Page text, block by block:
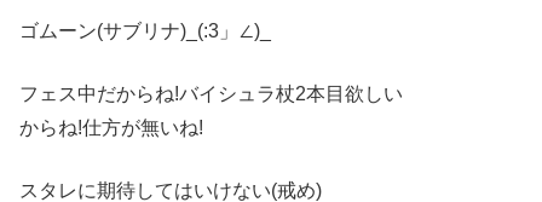
ゴムーン(サブリナ)_(:3」∠)_
フェス中だからね!バイシュラ杖2本目欲しい
からね!仕方が無いね!
スタレに期待してはいけない(戒め)